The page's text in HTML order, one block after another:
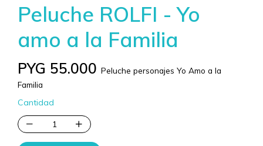
Peluche ROLFI - Yo
amo a la Familia
PYG 55.000 Peluche personajes Yo Amo a la
Familia
Cantidad